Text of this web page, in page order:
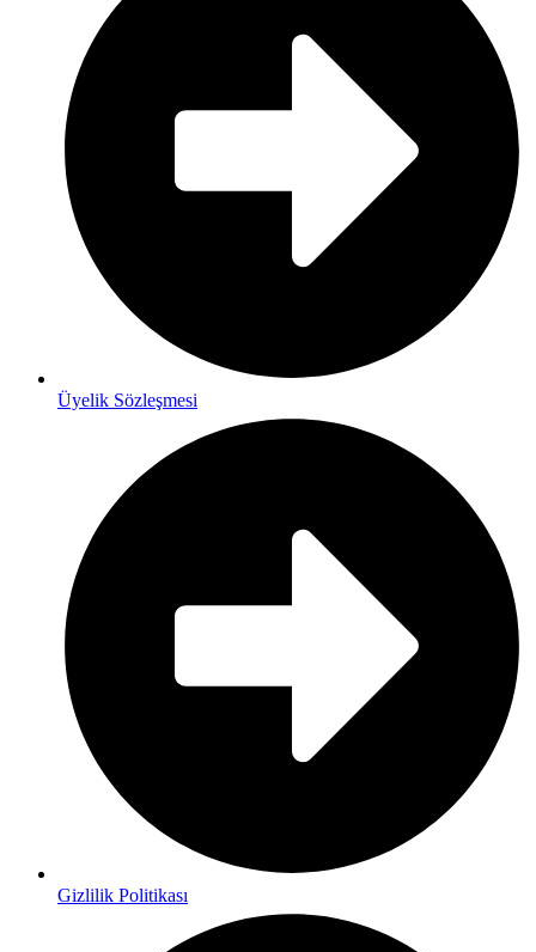
Üyelik Sözleşmesi
Gizlilik Politikası